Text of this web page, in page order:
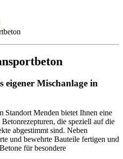
eigener Mischanlage in
Standort Menden bietet Ihnen eine
die speziell auf die
abgestimmt sind. Neben
und bewehrte Bauteile fertigen und
für besondere